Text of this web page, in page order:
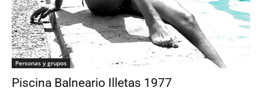
Personas y grupos
Piscina Balneario Illetas 1977